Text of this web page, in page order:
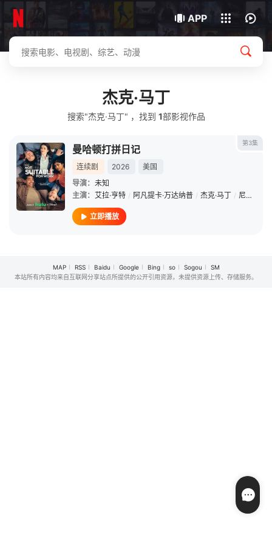
APP
下载客户端
我的观影记录
杰克·马丁
搜索"杰克·马丁" ，找到 1部影视作品
第3集
曼哈顿打拼日记
连续剧 2026
美国
导演： 未知
主演： 艾拉·亨特 / 阿凡提卡·万达纳普 / 杰克·马丁 / 尼古拉斯·杜威内
立即播放
MAP RSS Baidu Google Bing so Sogou
SM
本站所有内容均来自互联网分享站点所提供的公开引用资源，未提供资源上传、存储服务。